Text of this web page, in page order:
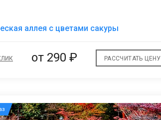
аллея с цветами сакуры
от290 ₽ РАССЧИТАТЬ ЦЕНУ